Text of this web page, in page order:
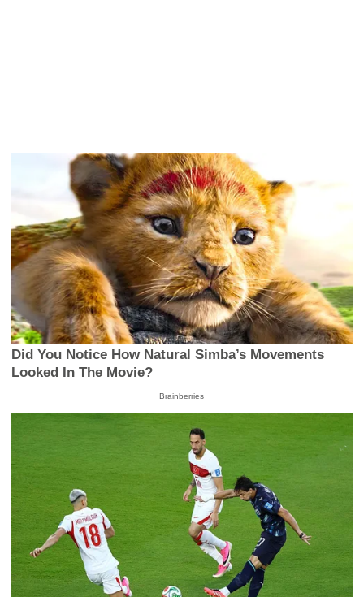
Did You Notice How Natural Simba’s Movements
Looked In The Movie?
Brainberries